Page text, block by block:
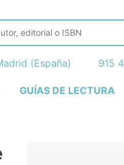
GUÍAS DE LECTURA
(España) 915